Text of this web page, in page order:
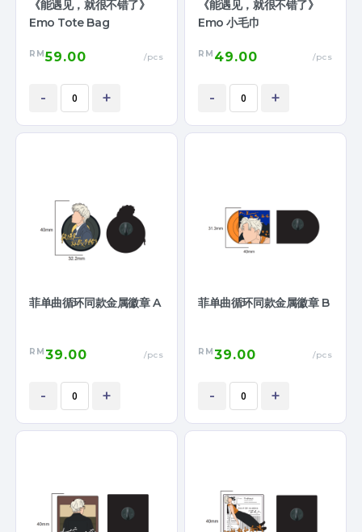
《能遇见，就很不错了》
Emo Tote Bag
RM59.00 /pcs
- +
《能遇见，就很不错了》
Emo 小毛巾
RM 49.00 /pcs
- +
菲单曲循环同款金属徽章 A
RM39.00 /pcs
- +
菲单曲循环同款金属徽章 B
RM39.00 /pcs
- +